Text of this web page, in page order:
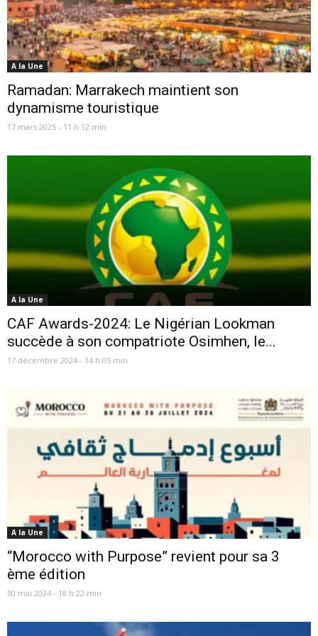
A la Une
Ramadan: Marrakech maintient son
dynamisme touristique
17 mars 2025 - 11 h 12 min
A la Une
CAF Awards-2024: Le Nigérian Lookman
succède à son compatriote Osimhen, le...
17 décembre 2024 - 14 h 05 min
A la Une
“Morocco with Purpose” revient pour sa 3
ème édition
30 mai 2024 - 18 h 22 min